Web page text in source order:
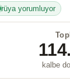
rüya yorumluyor
kalbe